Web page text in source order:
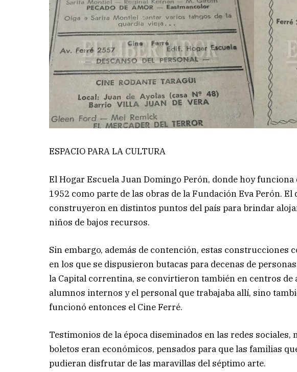
ESPACIO PARA LA CULTURA
El Hogar Escuela Juan Domingo Perón, donde hoy
1952 como parte de las obras de la Fundación Eva Perón.
construyeron en distintos puntos del país para brindar
niños de bajos recursos.
Sin embargo, además de contención, estas construcciones
en los que se dispusieron butacas para decenas de
la Capital correntina, se convirtieron también en centros
alumnos internos y el personal que trabajaba allí, sino
funcionó entonces el Cine Ferré.
Testimonios de la época diseminados en las redes
boletos eran económicos, pensados para que las familias
pudieran disfrutar de las maravillas del séptimo arte.